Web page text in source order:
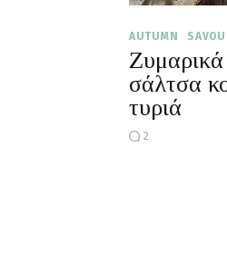
AUTUMN
σάλτσα
τυριά
2